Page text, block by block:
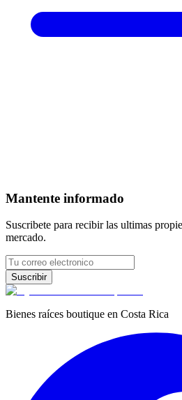
Mantente informado
Suscribete para recibir las ultimas
mercado.
Suscribir
Bienes raíces boutique en Costa Rica